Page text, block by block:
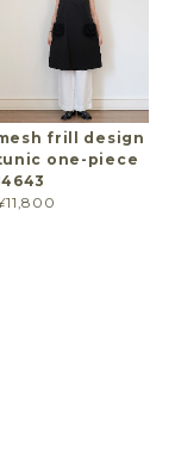
frill design
one-piece